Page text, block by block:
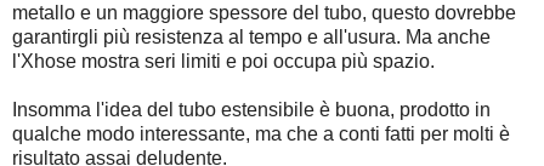
metallo e un maggiore spessore del tubo, questo dovrebbe
garantirgli più resistenza al tempo e all'usura. Ma anche
l'Xhose mostra seri limiti e poi occupa più spazio.
Insomma l'idea del tubo estensibile è buona, prodotto in
qualche modo interessante, ma che a conti fatti per molti è
risultato assai deludente.